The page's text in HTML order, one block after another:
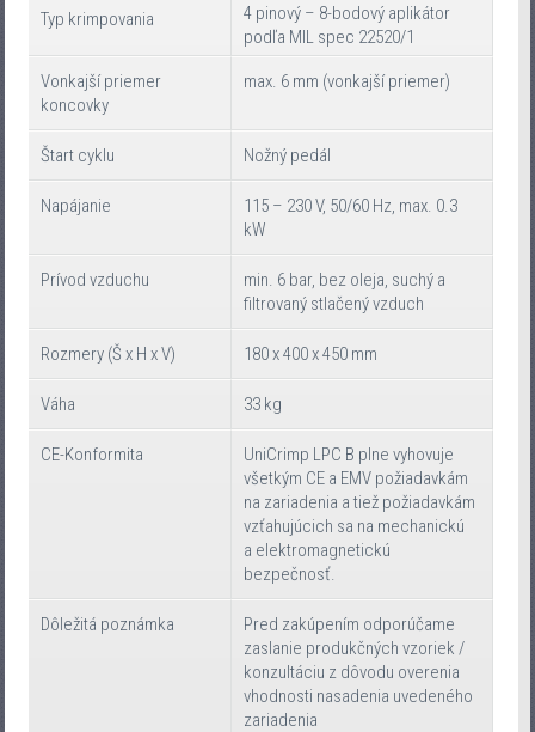
Typ krimpovania
4 pinový – 8-bodový aplikátor
podľa MIL spec 22520/1
Vonkajší priemer
koncovky
max. 6 mm (vonkajší priemer)
Štart cyklu Nožný pedál
Napájanie
115 – 230 V, 50/60 Hz, max. 0.3
kW
Prívod vzduchu
min. 6 bar, bez oleja, suchý a
filtrovaný stlačený vzduch
Rozmery (Š x H x V) 180 x 400 x 450 mm
Váha 33 kg
CE-Konformita
UniCrimp LPC B plne vyhovuje
všetkým CE a EMV požiadavkám
na zariadenia a tiež požiadavkám
vzťahujúcich sa na mechanickú
a elektromagnetickú
bezpečnosť.
Dôležitá poznámka
Pred zakúpením odporúčame
zaslanie produkčných vzoriek /
konzultáciu z dôvodu overenia
vhodnosti nasadenia uvedeného
zariadenia